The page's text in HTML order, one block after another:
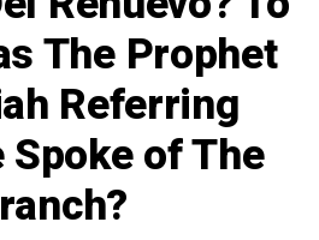
The Prophet
Referring
Spoke of The